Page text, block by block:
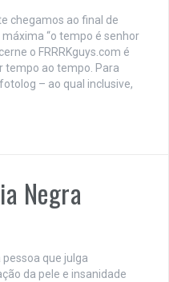
chegamos ao final de
“o tempo é senhor
o FRRRKguys.com é
tempo ao tempo. Para
– ao qual inclusive,
Negra
pessoa que julga
da pele e insanidade